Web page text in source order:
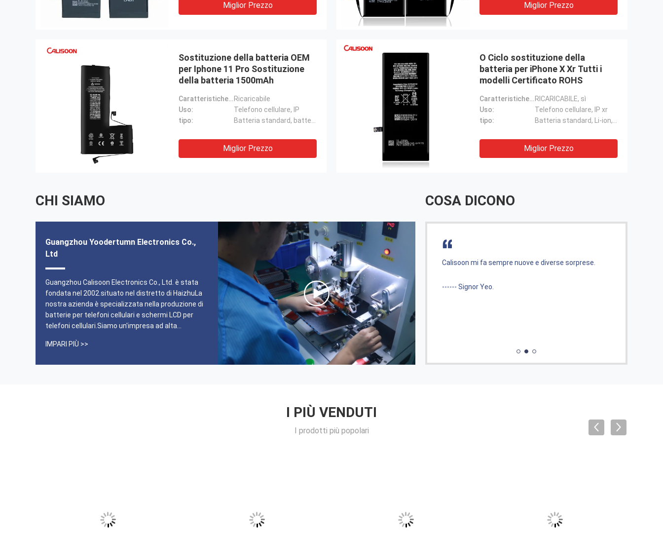
Miglior Prezzo Miglior Prezzo
Sostituzione della batteria OEM
per Iphone 11 Pro Sostituzione
della batteria 1500mAh
Caratteristiche del prodotto: Ricaricabile
Uso:
Telefono cellulare, IP
tipo:
Batteria standard, batteria standard
Miglior Prezzo
O Ciclo sostituzione della
batteria per iPhone X Xr Tutti i
modelli Certificato ROHS
Caratteristiche del prodotto: RICARICABILE, sì
Uso:
Telefono cellulare, IP xr
tipo:
Batteria standard, Li-ion, batterie ricaricabili, batteria standard
Miglior Prezzo
CHI SIAMO
Guangzhou Yoodertumn Electronics Co.,
Ltd
Guangzhou Calisoon Electronics Co., Ltd. è stata
fondata nel 2002.situato nel distretto di HaizhuLa
nostra azienda è specializzata nella produzione di
batterie per telefoni cellulari e schermi LCD per
telefoni cellulari.Siamo un'impresa ad alta
produzione e vendita. L'azienda dispone di un
IMPARI PIÙ >>
COSA DICONO
La creatività unica, un forte gruppo addetto alla
progettazione, i nuovi prodotti, nuove sorprese, ogni
ordine può portare molti benefici.
------ Linda.M
Calisoon mi fa sempre nuove e diverse sorprese.
------ Signor Yeo.
Prezzo accessibile, buona qualità e basso
I PIÙ VENDUTI
I prodotti più popolari